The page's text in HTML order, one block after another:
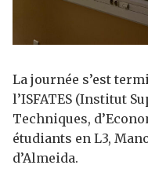
La journée s’est
l’ISFATES (Institut
Techniques,
étudiants en L3,
d’Almeida.